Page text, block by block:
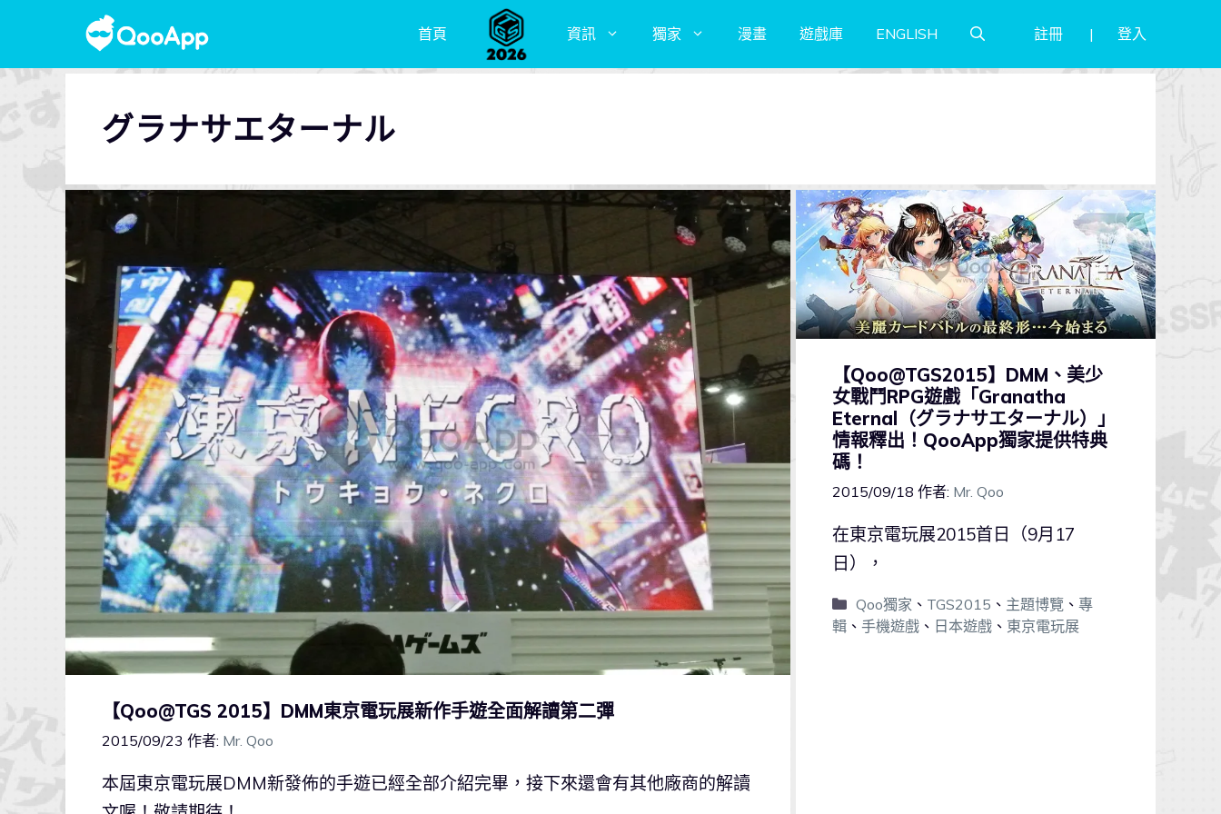
首頁 資訊 獨家 漫畫 遊戲庫 ENGLISH 註冊 登入
グラナサエターナル
【Qoo@TGS 2015】DMM東京電玩展新作手遊全面解讀第二彈
2015/09/23 作者: Mr. Qoo
本屆東京電玩展DMM新發佈的手遊已經全部介紹完畢，接下來還會有其他廠商的解讀
【Qoo@TGS2015】DMM、美少
女戰鬥RPG遊戲「Granatha
Eternal（グラナサエターナル）」
情報釋出！QooApp獨家提供特典
碼！
2015/09/18 作者: Mr. Qoo
在東京電玩展2015首日（9月17
日），
Qoo獨家 、 TGS2015 、 主題博覽、 專
輯 、 手機遊戲 、 日本遊戲 、 東京電玩展